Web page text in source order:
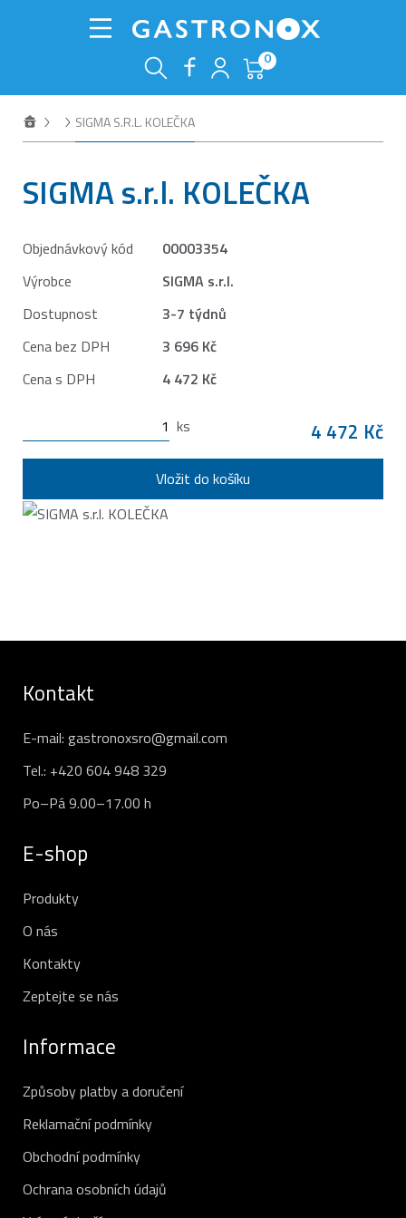
0
SIGMA S.R.L. KOLEČKA
SIGMA s.r.l. KOLEČKA
Objednávkový kód
00003354
Výrobce
SIGMA s.r.l.
Dostupnost
3-7 týdnů
Cena bez DPH
3 696 Kč
Cena s DPH
4 472 Kč
ks 4 472 Kč
Vložit do košíku
Kontakt
E-mail: gastronoxsro@gmail.com
Tel.: +420 604 948 329
Po–Pá 9.00–17.00 h
E-shop
Produkty
O nás
Kontakty
Zeptejte se nás
Informace
Způsoby platby a doručení
Reklamační podmínky
Obchodní podmínky
Ochrana osobních údajů